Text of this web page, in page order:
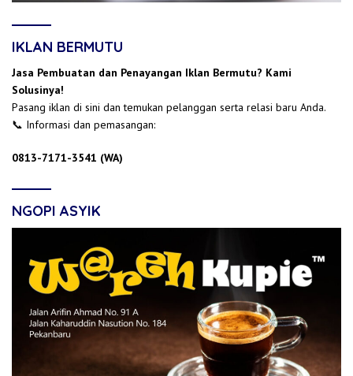
IKLAN BERMUTU
Jasa Pembuatan dan Penayangan Iklan Bermutu? Kami
Solusinya!
Pasang iklan di sini dan temukan pelanggan serta relasi baru Anda.
📞 Informasi dan pemasangan:
0813-7171-3541 (WA)
NGOPI ASYIK